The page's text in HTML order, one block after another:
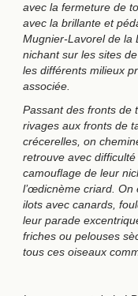
avec la fermeture de
avec la brillante et
Mugnier-Lavorel de la
nichant sur les sites
les différents milieux
associée.
Passant des fronts de
rivages aux fronts de
crécerelles, on
retrouve avec
camouflage de leur
l’œdicnème criard. On
ilots avec canards,
leur parade
friches ou pelouses
tous ces oiseaux